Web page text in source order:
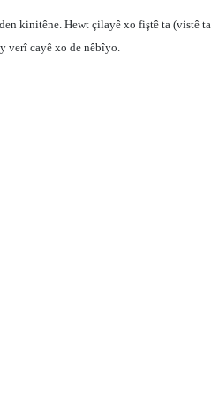
kinitêne. Hewt çilayê xo fiştê ta (vistê
verî cayê xo de nêbîyo.